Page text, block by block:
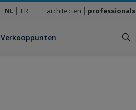
NL FR architecten professionals
Verkooppunten